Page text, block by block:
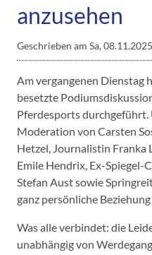
anzusehen
Geschrieben am Sa,
Am vergangenen Dienstag
besetzte
Pferdesports
Moderation von Carsten
Hetzel, Journalistin
Emile Hendrix, Ex-
Stefan Aust sowie
ganz persönliche
Was alle verbindet: die
unabhängig von